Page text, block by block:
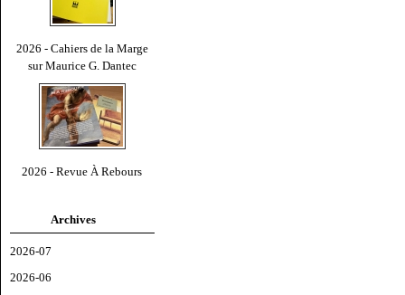
2026 - Cahiers de la Marge
sur Maurice G. Dantec
2026 - Revue À Rebours
Archives
2026-07
2026-06